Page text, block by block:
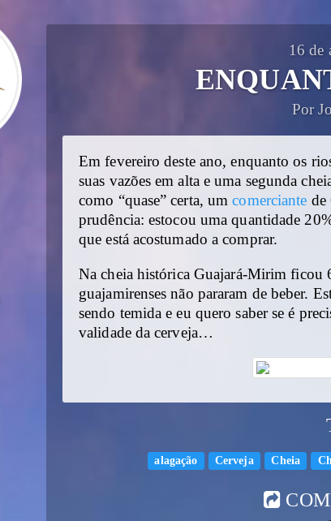
16 de
Por
Em fevereiro deste ano, enquanto os
suas vazões em alta e uma segunda
como “quase” certa, umcomerciante de
prudência: estocou uma quantidade
que está acostumado a comprar.
Na cheia histórica Guajará-Mirim ficou
guajamirenses não pararam de beber.
sendo temida e eu quero saber se é
validade da cerveja…
alagação Cerveja Cheia